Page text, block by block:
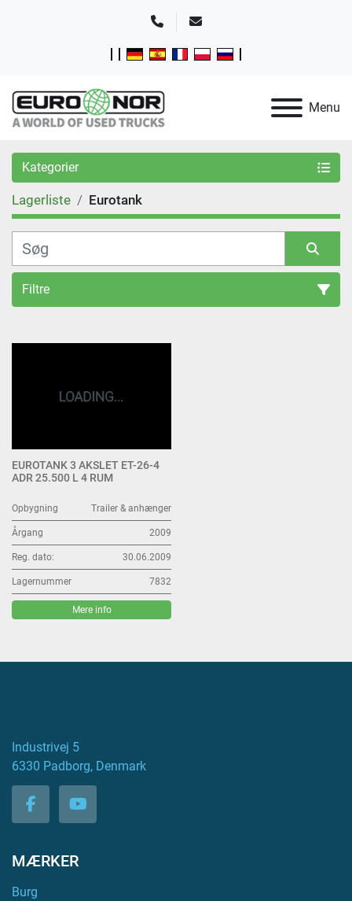
TelefonE-mail
Menu
Kategorier
Lagerliste Eurotank
Filtre
EUROTANK 3 AKSLET ET-26-4
ADR 25.500 L 4 RUM
Opbygning Trailer & anhænger
Årgang 2009
Reg. dato: 30.06.2009
Lagernummer 7832
Mere info
Industrivej 5
6330 Padborg, Denmark
facebookyoutube
MÆRKER
Burg